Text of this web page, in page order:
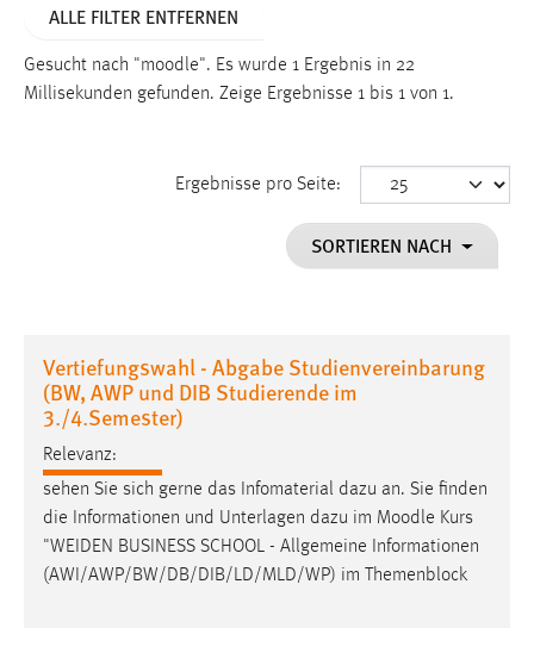
ALLE FILTER ENTFERNEN
Gesucht nach "moodle". Es wurde 1 Ergebnis in 22
Millisekunden gefunden. Zeige Ergebnisse 1 bis 1 von 1.
Ergebnisse pro Seite:
SORTIEREN NACH
Vertiefungswahl - Abgabe Studienvereinbarung
(BW, AWP und DIB Studierende im
3./4.Semester)
Relevanz:
sehen Sie sich gerne das Infomaterial dazu an. Sie finden
die Informationen und Unterlagen dazu im Moodle Kurs
"WEIDEN BUSINESS SCHOOL - Allgemeine Informationen
(AWI/AWP/BW/DB/DIB/LD/MLD/WP) im Themenblock
cookie_consent
Zweck:
Cookie Laufzeit:
staticfilecache
Zweck:
gespeichert, ob man eingeloggt ist.
Sprachpräferenz
Name: